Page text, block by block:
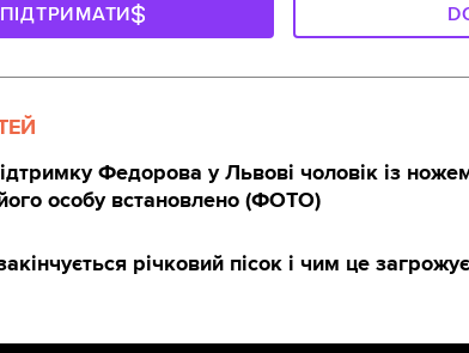
ПІДТРИМАТИ
Федорова у Львові чоловік із
особу встановлено (ФОТО)
річковий пісок і чим це